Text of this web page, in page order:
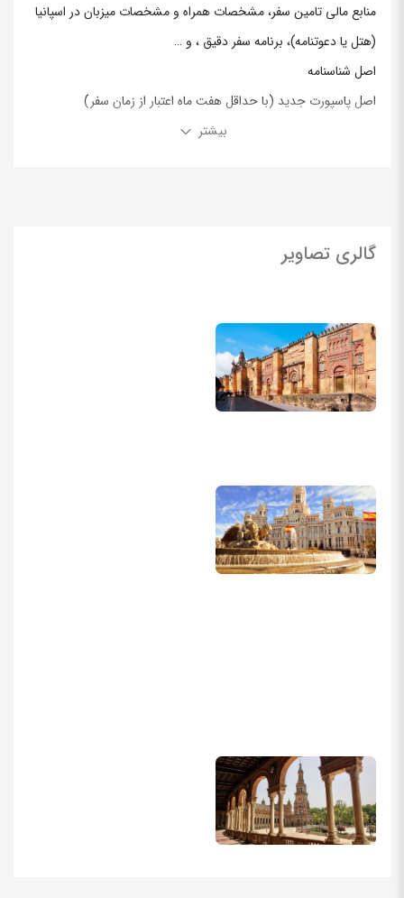
منابع مالی تامین سفر، مشخصات همراه و مشخصات میزبان در اسپانیا
(هتل یا دعوتنامه)، برنامه سفر دقیق ، و …
اصل شناسنامه
اصل پاسپورت جدید (با حداقل هفت ماه اعتبار از زمان سفر)
اصل و فتوکپی پاسپورت قدیم (از صفحه مشخصات و کلیه ویزاهای
گردش حساب بانک (پرینت ۶ ماهه حساب جاری
حساب بایستی دارای تراکنش های طبیعی باشد و از حساب سازی
پرهیز شود. به عنوان مثال برداشت و واریزها با مبالغ بالا و غیر متعارف
بدون دلیل قانع کننده برای سفارت وجود نداشته باشد.
اعتبار گردش مالی تاثیرگذار هستند. باید توجه داشت از واریز مبالغ
سنگین به حساب مرده پرهیز کرد. تا زمان اعلام نتیجه اخذ ویزا نباید
بیش از ۳۰ درصد موجودی حساب را برداشت کرد، زیرا احتمال استعلام
سفارت از بانک وجود دارد.
– ارائه سند ملک جهت اخذ ویزای اسپانیا اجباری نیست ، ولی درصد
اخذ ویزای اسپانیا را افزایش می دهد.
– ارائه سند شریکی نیز بلامانع می باشد.
بیشتر
گالری تصاویر